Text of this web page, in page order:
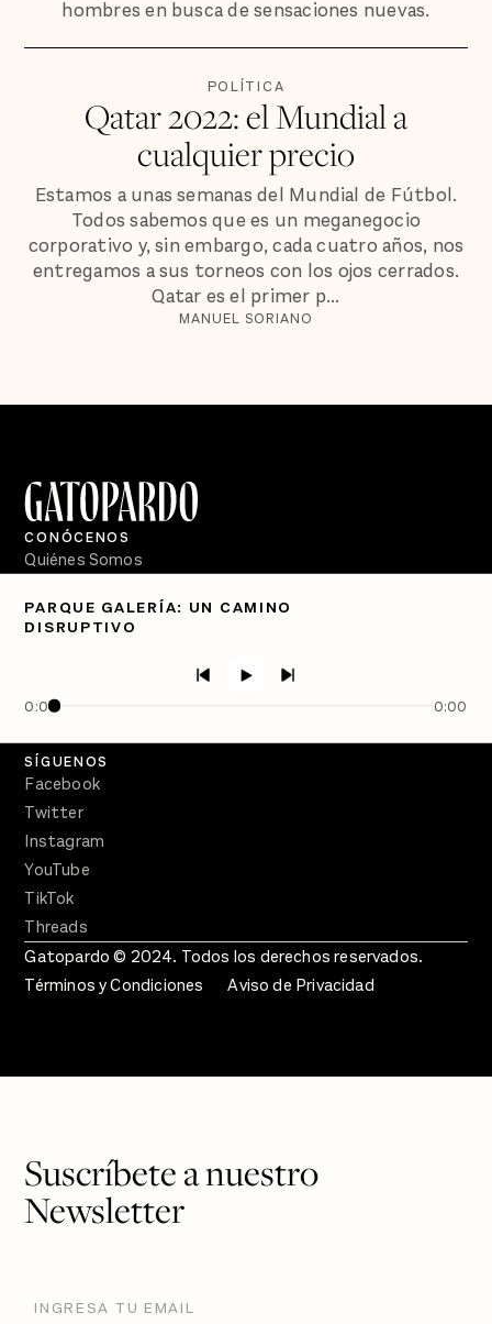
hombres en busca de sensaciones nuevas.
POLÍTICA
Qatar 2022: el Mundial a
cualquier precio
Estamos a unas semanas del Mundial de Fútbol.
Todos sabemos que es un meganegocio
corporativo y, sin embargo, cada cuatro años, nos
entregamos a sus torneos con los ojos cerrados.
Qatar es el primer p...
MANUEL SORIANO
PARQUE GALERÍA: UN CAMINO
DISRUPTIVO
0:00 0:00
CONÓCENOS
Quiénes Somos
PÓDCASTS
Crecer en Distopía
SÍGUENOS
Facebook
Twitter
Instagram
YouTube
TikTok
Threads
Gatopardo © 2024. Todos los derechos reservados.
Términos y Condiciones
Aviso de Privacidad
Suscríbete a nuestro
Newsletter